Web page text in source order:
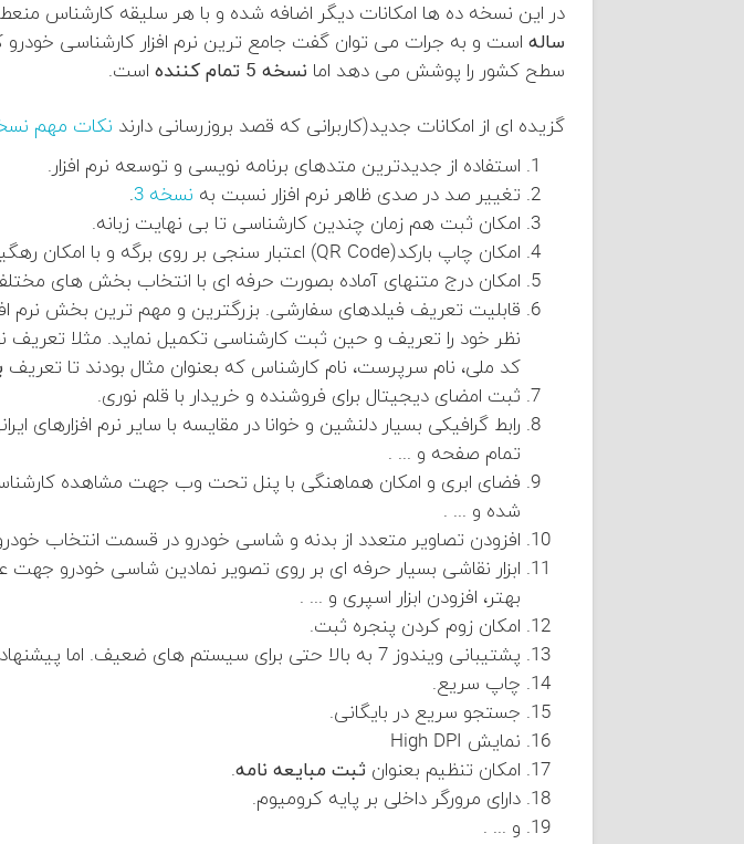
در این نسخه ده ها امکانات دیگر اضافه شده و با هر سلیقه کارشناس
ساله است و به جرات می توان گفت جامع ترین نرم افزار کارشناسی
سطح کشور را پوشش می دهد اما نسخه 5 تمام کننده است.
گزیده ای از امکانات جدید(کاربرانی که قصد بروزرسانی دارند نکات مهم نسخه 5 را
استفاده از جدیدترین متدهای برنامه نویسی و توسعه نرم افزار.
تغییر صد در صدی ظاهر نرم افزار نسبت به نسخه 3
.
امکان ثبت هم زمان چندین کارشناسی تا بی نهایت زبانه.
امکان چاپ بارکد(QR Code) اعتبار سنجی بر روی برگه و با امکان رهگیری آنلاین.
امکان درج متنهای آماده بصورت حرفه ای با انتخاب بخش های
قابلیت تعریف فیلدهای سفارشی. بزرگترین و مهم ترین بخش نرم
نظر خود را تعریف و حین ثبت کارشناسی تکمیل نماید. مثلا
کد ملی، نام سرپرست، نام کارشناس که بعنوان مثال بودند تا تعریف
ثبت امضای دیجیتال برای فروشنده و خریدار با قلم نوری.
تمام صفحه و ... .
فضای ابری و امکان هماهنگی با پنل تحت وب جهت مشاهده
شده و ... .
افزودن تصاویر متعدد از بدنه و شاسی خودرو در قسمت انتخاب
ابزار نقاشی بسیار حرفه ای بر روی تصویر نمادین شاسی خودرو
بهتر، افزودن ابزار اسپری و ... .
امکان زوم کردن پنجره ثبت.
پشتیبانی ویندوز 7 به بالا حتی برای سیستم های ضعیف. اما پیشنهاد ما ویندوز 10 به بالا برای کیفیت نمایش بصری صد در صدی است.
چاپ سریع.
جستجو سریع در بایگانی.
نمایش High DPI
امکان تنظیم بعنوان ثبت مبایعه نامه.
دارای مرورگر داخلی بر پایه کرومیوم.
و ... .